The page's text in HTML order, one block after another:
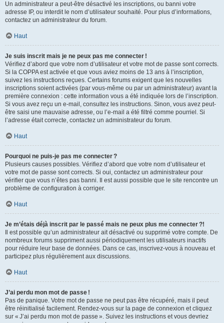
Un administrateur a peut-être désactivé les inscriptions, ou banni votre
adresse IP, ou interdit le nom d’utilisateur souhaité. Pour plus d’informations,
contactez un administrateur du forum.
Haut
Je suis inscrit mais je ne peux pas me connecter !
Vérifiez d’abord que votre nom d’utilisateur et votre mot de passe sont corrects.
Si la COPPA est activée et que vous aviez moins de 13 ans à l’inscription,
suivez les instructions reçues. Certains forums exigent que les nouvelles
inscriptions soient activées (par vous-même ou par un administrateur) avant la
première connexion : cette information vous a été indiquée lors de l’inscription.
Si vous avez reçu un e-mail, consultez les instructions. Sinon, vous avez peut-
être saisi une mauvaise adresse, ou l’e-mail a été filtré comme pourriel. Si
l’adresse était correcte, contactez un administrateur du forum.
Haut
Pourquoi ne puis-je pas me connecter ?
Plusieurs causes possibles. Vérifiez d’abord que votre nom d’utilisateur et
votre mot de passe sont corrects. Si oui, contactez un administrateur pour
vérifier que vous n’êtes pas banni. Il est aussi possible que le site rencontre un
problème de configuration à corriger.
Haut
Je m’étais déjà inscrit par le passé mais ne peux plus me connecter ?!
Il est possible qu’un administrateur ait désactivé ou supprimé votre compte. De
nombreux forums suppriment aussi périodiquement les utilisateurs inactifs
pour réduire leur base de données. Dans ce cas, inscrivez-vous à nouveau et
participez plus régulièrement aux discussions.
Haut
J’ai perdu mon mot de passe !
Pas de panique. Votre mot de passe ne peut pas être récupéré, mais il peut
être réinitialisé facilement. Rendez-vous sur la page de connexion et cliquez
sur « J’ai perdu mon mot de passe ». Suivez les instructions et vous devriez